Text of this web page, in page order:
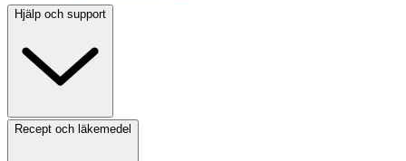
Hjälp och support
Recept och läkemedel